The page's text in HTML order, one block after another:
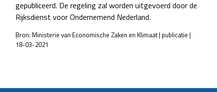
gepubliceerd. De regeling zal worden uitgevoerd door de
Rijksdienst voor Ondernemend Nederland.
Bron: Ministerie van Economische Zaken en Klimaat | publicatie |
18-03-2021
NAVIGATION